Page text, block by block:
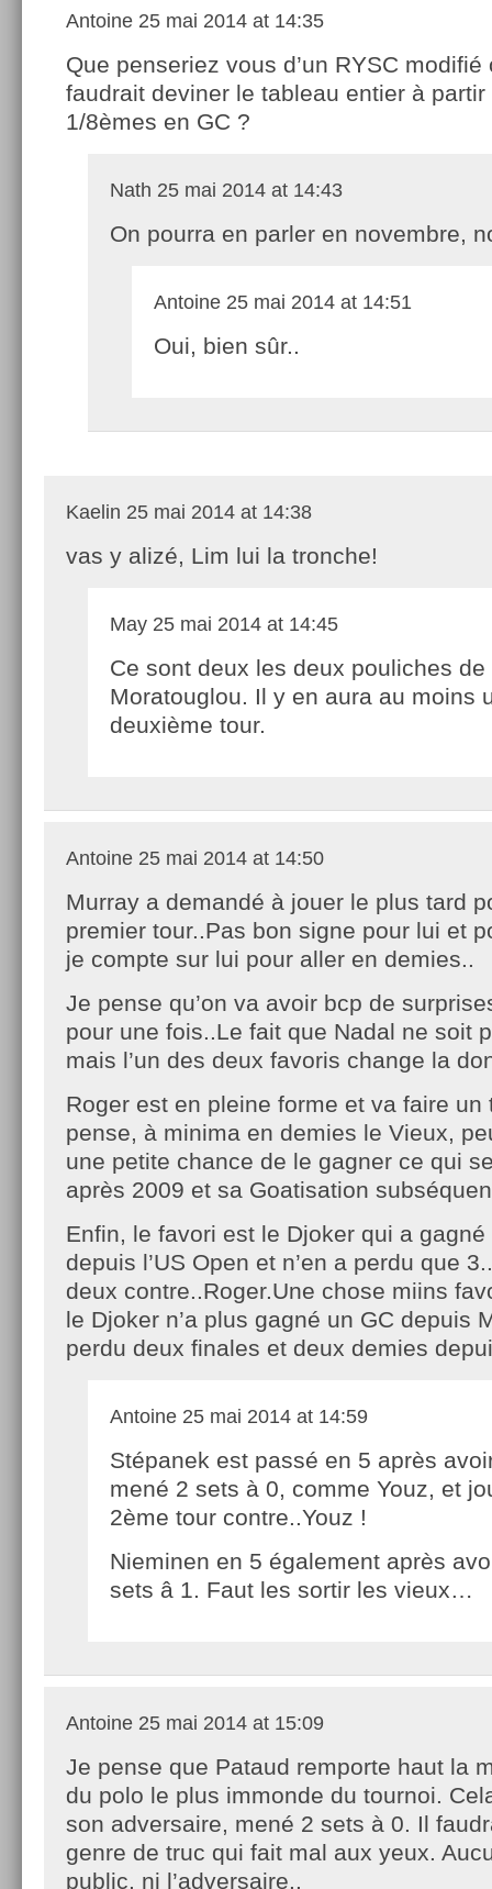
Antoine 25 mai 2014 at 14:35
Que penseriez vous d’un RYSC modifié
faudrait deviner le tableau entier à partir
1/8èmes en GC ?
Nath 25 mai 2014 at 14:43
On pourra en parler en novembre,
Antoine 25 mai 2014 at 14:51
Oui, bien sûr..
Kaelin 25 mai 2014 at 14:38
vas y alizé, Lim lui la tronche!
May 25 mai 2014 at 14:45
Ce sont deux les deux pouliches de
Moratouglou. Il y en aura au moins
deuxième tour.
Antoine 25 mai 2014 at 14:50
Murray a demandé à jouer le plus tard
premier tour..Pas bon signe pour lui et
je compte sur lui pour aller en demies..
Je pense qu’on va avoir bcp de
pour une fois..Le fait que Nadal ne soit
mais l’un des deux favoris change la
Roger est en pleine forme et va faire un
pense, à minima en demies le Vieux,
une petite chance de le gagner ce qui
après 2009 et sa Goatisation
Enfin, le favori est le Djoker qui a
depuis l’US Open et n’en a perdu que
deux contre..Roger.Une chose miins
le Djoker n’a plus gagné un GC depuis
perdu deux finales et deux demies
Antoine 25 mai 2014 at 14:59
Stépanek est passé en 5 après
mené 2 sets à 0, comme Youz, et
2ème tour contre..Youz !
Nieminen en 5 également après
sets â 1. Faut les sortir les vieux…
Antoine 25 mai 2014 at 15:09
Je pense que Pataud remporte haut la
du polo le plus immonde du tournoi.
son adversaire, mené 2 sets à 0. Il
genre de truc qui fait mal aux yeux.
public, ni l’adversaire..